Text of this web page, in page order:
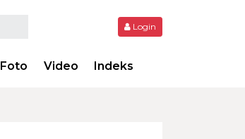
Login
Foto Video Indeks